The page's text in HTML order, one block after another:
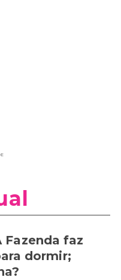
faz
dormir;